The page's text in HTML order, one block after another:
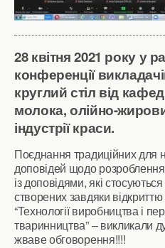
28 квітня 2021 року у
конференції
круглий стіл від
молока, олійно-
індустрії краси.
Поєднання традиційних для
доповідей щодо
із доповідями, які
створених завдяки
“Технології виробництва і
тваринництва” – викликали
жваве обговорення!!!!